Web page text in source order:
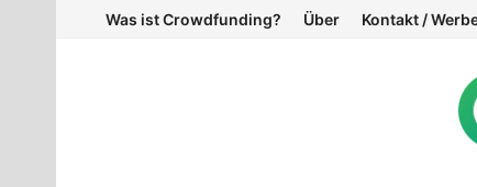
Was ist Crowdfunding? Über Kontakt /